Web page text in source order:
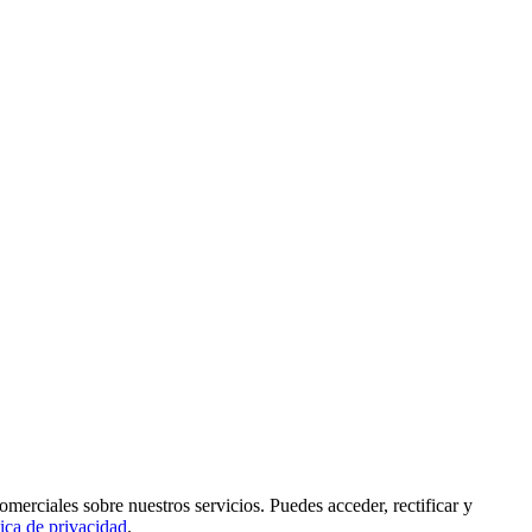
sobre nuestros servicios. Puedes acceder, rectificar y
de privacidad.